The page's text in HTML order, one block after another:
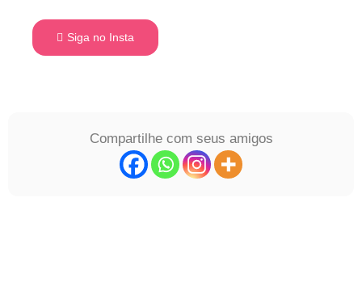
Siga no Insta
Compartilhe com seus amigos